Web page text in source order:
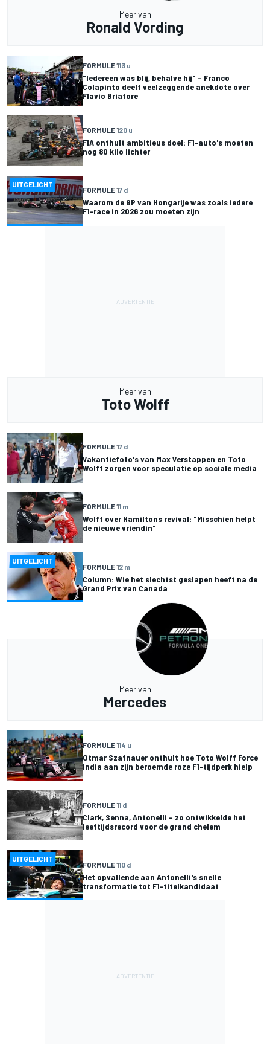
Meer van
Ronald Vording
FORMULE 113 u
"Iedereen was blij, behalve hij" – Franco
Colapinto deelt veelzeggende anekdote over
Flavio Briatore
FORMULE 120 u
FIA onthult ambitieus doel: F1-auto's moeten
nog 80 kilo lichter
UITGELICHT
FORMULE 17 d
Waarom de GP van Hongarije was zoals iedere
F1-race in 2026 zou moeten zijn
Meer van
Toto Wolff
FORMULE 17 d
Vakantiefoto's van Max Verstappen en Toto
Wolff zorgen voor speculatie op sociale media
FORMULE 11 m
Wolff over Hamiltons revival: "Misschien helpt
de nieuwe vriendin"
UITGELICHT
FORMULE 12 m
Column: Wie het slechtst geslapen heeft na de
Grand Prix van Canada
Meer van
Mercedes
FORMULE 114 u
Otmar Szafnauer onthult hoe Toto Wolff Force
India aan zijn beroemde roze F1-tijdperk hielp
FORMULE 11 d
Clark, Senna, Antonelli – zo ontwikkelde het
leeftijdsrecord voor de grand chelem
UITGELICHT
FORMULE 110 d
Het opvallende aan Antonelli's snelle
transformatie tot F1-titelkandidaat